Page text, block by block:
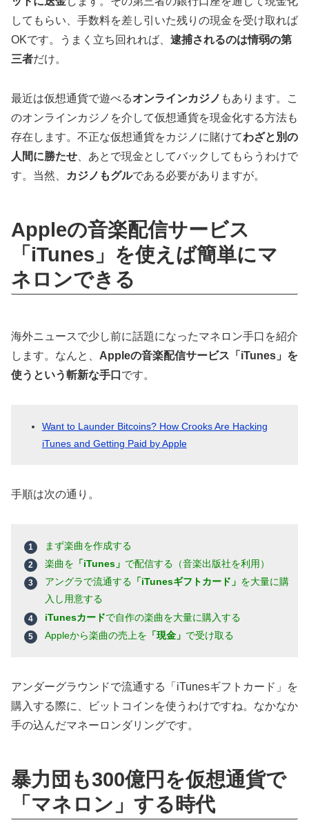
してもらい、手数料を差し引いた残りの現金を受け取れば
OKです。うまく立ち回れれば、 逮捕されるのは情弱の第
三者だけ。
最近は仮想通貨で遊べるオンラインカジノ もあります。こ
のオンラインカジノを介して仮想通貨を現金化する方法も
存在します。不正な仮想通貨をカジノに賭けてわざと別の
人間に勝たせ 、あとで現金としてバックしてもらうわけで
す。当然、
カジノもグルである必要がありますが。
Appleの音楽配信サービス
「iTunes」を使えば簡単にマ
ネロンできる
海外ニュースで少し前に話題になったマネロン手口を紹介
します。なんと、 Appleの音楽配信サービス「iTunes」を
使うという斬新な手口 です。
Want to Launder Bitcoins? How Crooks Are Hacking
iTunes and Getting Paid by Apple
手順は次の通り。
まず楽曲を作成する
楽曲を 「iTunes」 で配信する（音楽出版社を利用）
アングラで流通する 「iTunesギフトカード」 を大量に購
入し用意する
iTunesカードで自作の楽曲を大量に購入する
Appleから楽曲の売上を 「現金」 で受け取る
アンダーグラウンドで流通する「iTunesギフトカード」を
購入する際に、ビットコインを使うわけですね。なかなか
手の込んだマネーロンダリングです。
暴力団も300億円を仮想通貨で
「マネロン」する時代